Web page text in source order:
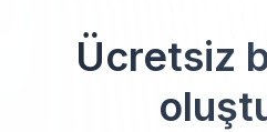
Ücretsiz